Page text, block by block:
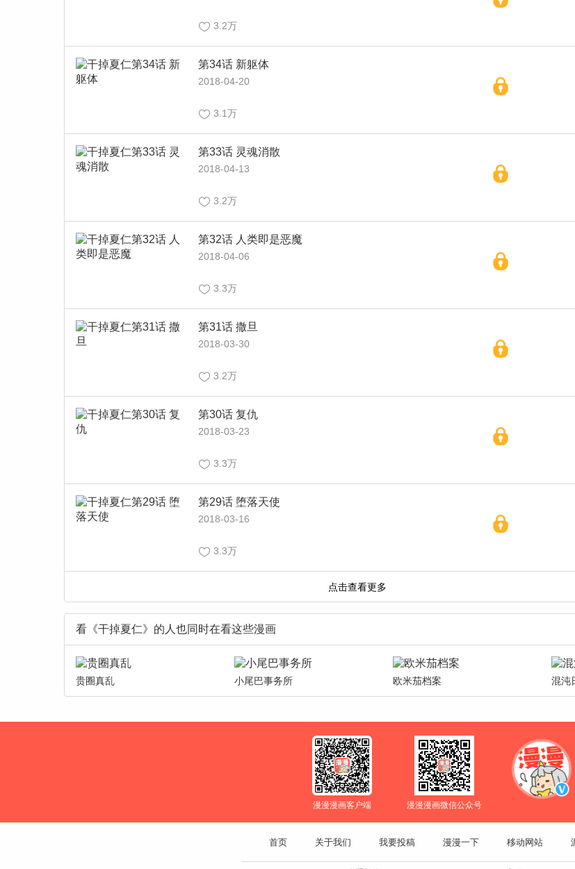
3.2万
第34话 新躯体
2018-04-20
3.1万
第33话 灵魂消散
2018-04-13
3.2万
第32话 人类即是恶魔
2018-04-06
3.3万
第31话 撒旦
2018-03-30
3.2万
第30话 复仇
2018-03-23
3.3万
第29话 堕落天使
2018-03-16
3.3万
看《干掉夏仁》的人也同时在看这些漫画
贵圈真乱 小尾巴事务所 欧米茄档案 混沌
漫漫漫画客户端 漫漫漫画微信公众号
首页 关于我们 我要投稿 漫漫一下 移动网站